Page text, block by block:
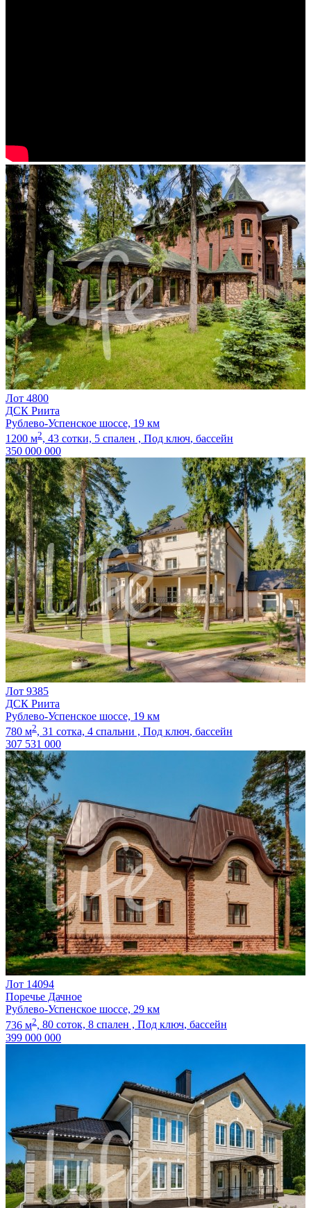
Лот 4800
ДСК Риита
Рублево-Успенское шоссе, 19 км
1200 м2, 43 сотки, 5 спален , Под ключ, бассейн
350 000 000
Лот 9385
ДСК Риита
Рублево-Успенское шоссе, 19 км
780 м2, 31 сотка, 4 спальни , Под ключ, бассейн
307 531 000
Лот 14094
Поречье Дачное
Рублево-Успенское шоссе, 29 км
736 м2, 80 соток, 8 спален , Под ключ, бассейн
399 000 000